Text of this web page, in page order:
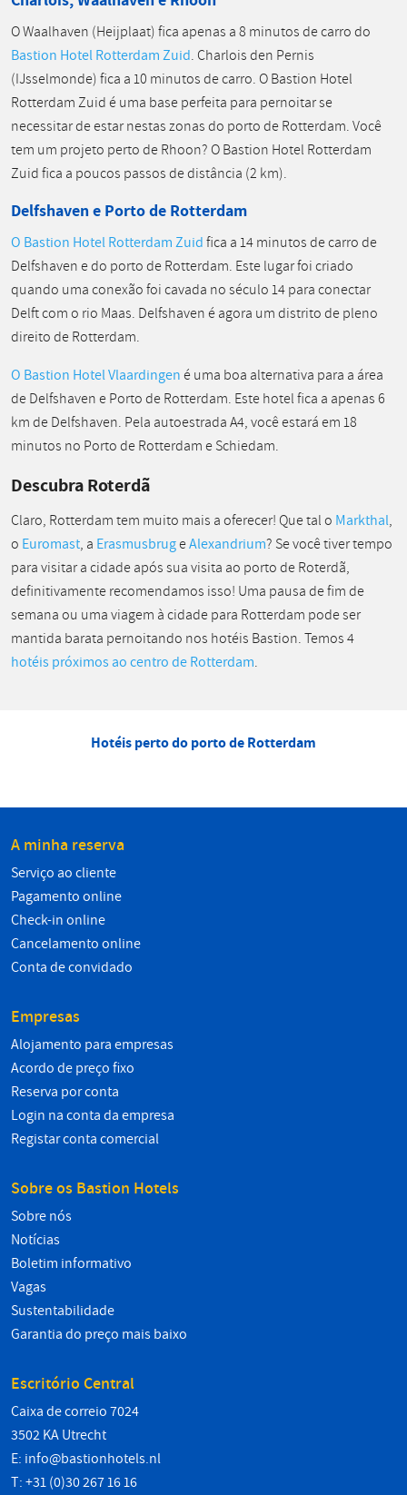
O Waalhaven (Heijplaat) fica apenas a 8 minutos de carro do
Bastion Hotel Rotterdam Zuid. Charlois den Pernis
(IJsselmonde) fica a 10 minutos de carro. O Bastion Hotel
Rotterdam Zuid é uma base perfeita para pernoitar se
necessitar de estar nestas zonas do porto de Rotterdam. Você
tem um projeto perto de Rhoon? O Bastion Hotel Rotterdam
Zuid fica a poucos passos de distância (2 km).
Delfshaven e Porto de Rotterdam
O Bastion Hotel Rotterdam Zuidfica a 14 minutos de carro de
Delfshaven e do porto de Rotterdam. Este lugar foi criado
quando uma conexão foi cavada no século 14 para conectar
Delft com o rio Maas. Delfshaven é agora um distrito de pleno
direito de Rotterdam.
O Bastion Hotel Vlaardingené uma boa alternativa para a área
de Delfshaven e Porto de Rotterdam. Este hotel fica a apenas 6
km de Delfshaven. Pela autoestrada A4, você estará em 18
minutos no Porto de Rotterdam e Schiedam.
Descubra Roterdã
Claro, Rotterdam tem muito mais a oferecer! Que tal o Markthal,
o Euromast, a ErasmusbrugeAlexandrium? Se você tiver tempo
para visitar a cidade após sua visita ao porto de Roterdã,
definitivamente recomendamos isso! Uma pausa de fim de
semana ou uma viagem à cidade para Rotterdam pode ser
mantida barata pernoitando nos hotéis Bastion. Temos 4
hotéis próximos ao centro de Rotterdam.
Hotéis perto do porto de Rotterdam
A minha reserva
Serviço ao cliente
Pagamento online
Check-in online
Cancelamento online
Conta de convidado
Empresas
Alojamento para empresas
Acordo de preço fixo
Reserva por conta
Login na conta da empresa
Registar conta comercial
Sobre os Bastion Hotels
Sobre nós
Notícias
Boletim informativo
Vagas
Sustentabilidade
Garantia do preço mais baixo
Escritório Central
Caixa de correio 7024
3502 KA Utrecht
E: info@bastionhotels.nl
T: +31 (0)30 267 16 16